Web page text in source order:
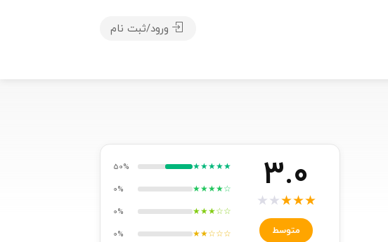
ورود/ثبت نام
3.0
★
★
★
★
★
متوسط
★★★★★
50%
★★★★☆
0%
★★★☆☆
0%
★★☆☆☆
0%